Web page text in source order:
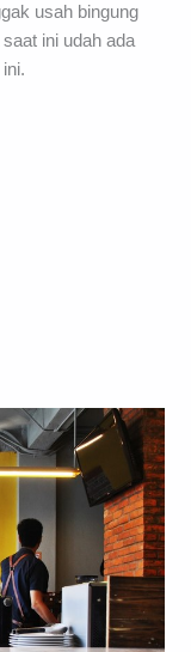
usah bingung
ini udah ada